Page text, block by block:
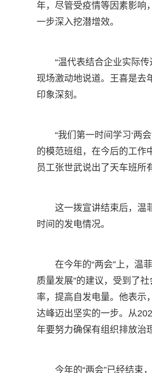
年，尽管受疫情等因素影响
一步深入挖潜增效。
“温代表结合企业实际
现场激动地说道。王喜是去
印象深刻。
“我们第一时间学习‘两
的模范班组，在今后的工作
员工张世武说出了天车班所
这一拨宣讲结束后，温
时间的发电情况。
在今年的“两会”上，温
质量发展”的建议，受到了
率，提高自发电量。他表示
达峰迈出坚实的一步。从
年要努力确保有组织排放治
今年的“两会”已经结束